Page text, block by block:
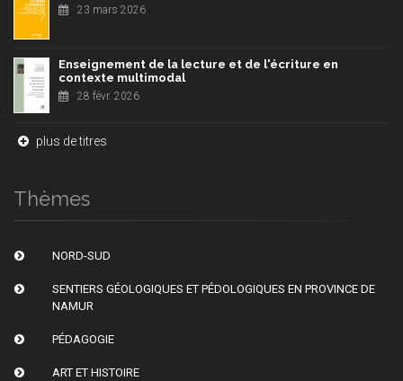
23 mars 2026
Enseignement de la lecture et de l'écriture en
contexte multimodal
28 févr. 2026
plus de titres
Thèmes
NORD-SUD
SENTIERS GÉOLOGIQUES ET PÉDOLOGIQUES EN PROVINCE DE
NAMUR
PÉDAGOGIE
ART ET HISTOIRE